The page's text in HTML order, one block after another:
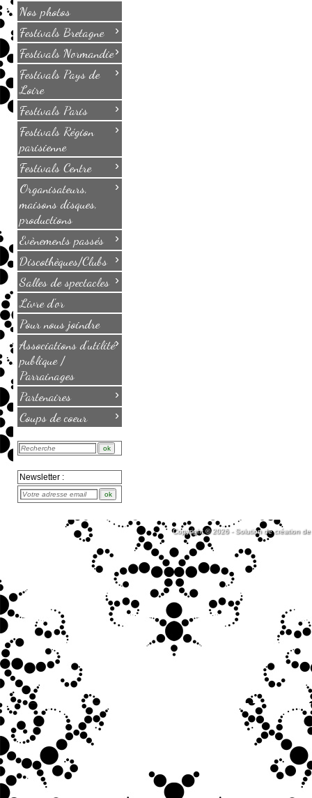
Nos photos
Festivals Bretagne
›
Festivals Normandie›
Festivals Pays de
Loire
›
Festivals Paris ›
Festivals Région
parisienne
›
Festivals Centre ›
Organisateurs,
maisons disques,
productions
›
Evènements passés ›
Discothèques/Clubs ›
Salles de spectacles ›
Livre d'or
Pour nous joindre
Associations d'utilité
publique /
Parrainages
›
Partenaires ›
Coups de coeur ›
Newsletter :
Copyright © 2026 - Solution de création